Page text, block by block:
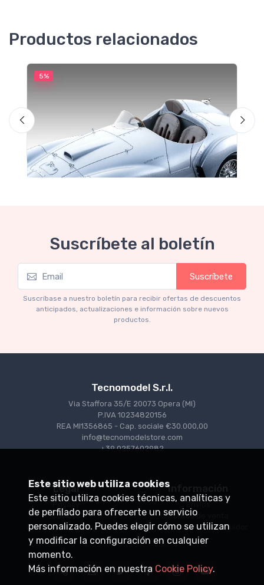
Productos relacionados
5%
Ferrari 166 MM Abarth Metallic Silver Press
Version 1953 scala 1/18
Suscríbete al boletín
Suscríbete
Suscríbase a nuestro boletín para recibir ofertas de descuentos
anticipados, actualizaciones e información sobre nuevos
productos.
Tecnomodel S.r.l.
Via Staffora 35/E 20073 Opera (MI)
P.IVA 10234820156
REA MI1356865 - Cap. sociale €30.000,00
info@tecnomodelstore.com
+39 0257602982
Legal
Cookies
Condiciones de venta
Información
Puntos de venta
Conviértase en distribuidor
Este sitio web utiliza cookies
Este sitio utiliza cookies técnicas, analíticas y
de perfilado para ofrecerte un servicio
personalizado. Puedes elegir cómo se utilizan
y modificar la configuración en cualquier
momento.
Más información en nuestra Cookie Policy.